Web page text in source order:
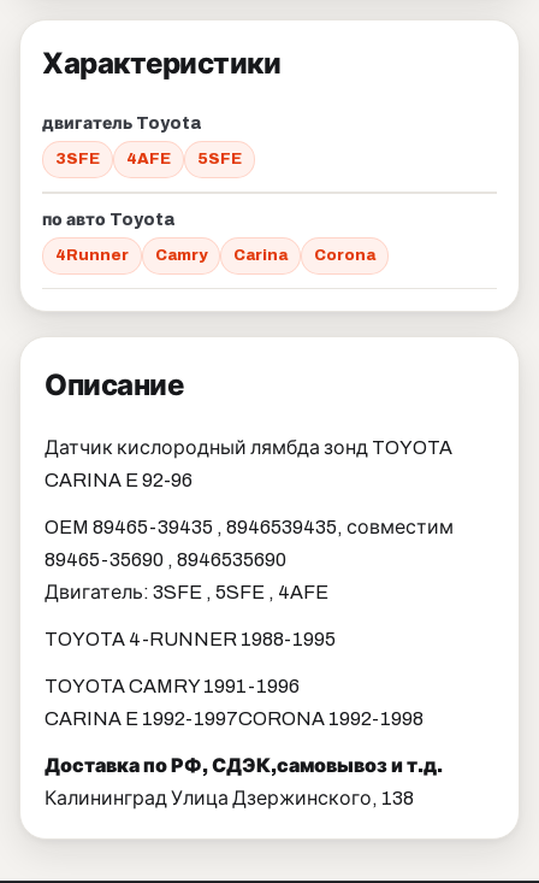
Характеристики
двигатель Toyota
3SFE 4AFE 5SFE
по авто Toyota
4Runner Camry Carina Corona
Описание
Датчик кислородный лямбда зонд TOYOTA
CARINA E 92-96
OEM 89465-39435 , 8946539435, совместим
89465-35690 , 8946535690
Двигатель: 3SFE , 5SFE , 4AFE
TOYOTA 4-RUNNER 1988-1995
TOYOTA CAMRY 1991-1996
CARINA E 1992-1997CORONA 1992-1998
Доставка по РФ, СДЭК,самовывоз и т.д.
Калининград Улица Дзержинского, 138